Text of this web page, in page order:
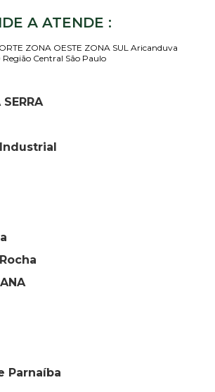
A ATENDE :
ZONA OESTE ZONA SUL Aricanduva
Região Central São Paulo
SERRA
Parnaíba